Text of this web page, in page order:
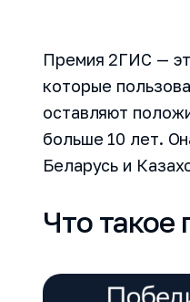
Премия 2ГИС —
которые
оставляют
больше 10 лет.
Беларусь и
Что